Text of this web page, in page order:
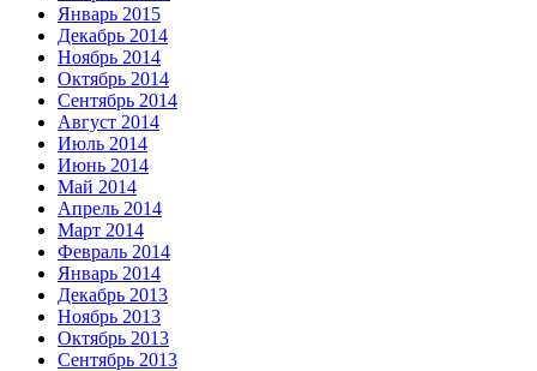
Январь 2015
Декабрь 2014
Ноябрь 2014
Октябрь 2014
Сентябрь 2014
Август 2014
Июль 2014
Июнь 2014
Май 2014
Апрель 2014
Март 2014
Февраль 2014
Январь 2014
Декабрь 2013
Ноябрь 2013
Октябрь 2013
Сентябрь 2013